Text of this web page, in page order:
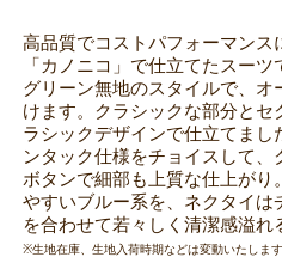
高品質でコストパフォーマンス
「カノニコ」で仕立てたスー
グリーン無地のスタイルで、
けます。クラシックな部分とセ
ラシックデザインで仕立てまし
ンタック仕様をチョイスして、
ボタンで細部も上質な仕上が
やすいブルー系を、ネクタイは
を合わせて若々しく清潔感溢れ
※生地在庫、生地入荷時期などは変動いたしま